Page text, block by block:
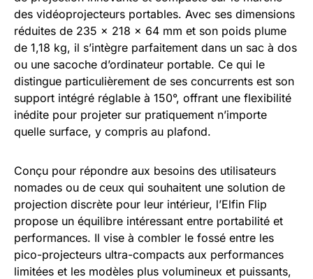
des vidéoprojecteurs portables. Avec ses dimensions
réduites de 235 x 218 x 64 mm et son poids plume
de 1,18 kg, il s’intègre parfaitement dans un sac à dos
ou une sacoche d’ordinateur portable. Ce qui le
distingue particulièrement de ses concurrents est son
support intégré réglable à 150°, offrant une flexibilité
inédite pour projeter sur pratiquement n’importe
quelle surface, y compris au plafond.
Conçu pour répondre aux besoins des utilisateurs
nomades ou de ceux qui souhaitent une solution de
projection discrète pour leur intérieur, l’Elfin Flip
propose un équilibre intéressant entre portabilité et
performances. Il vise à combler le fossé entre les
pico-projecteurs ultra-compacts aux performances
limitées et les modèles plus volumineux et puissants,